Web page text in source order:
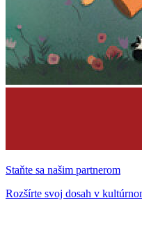
Staňte sa našim partnerom
Rozšírte svoj dosah v